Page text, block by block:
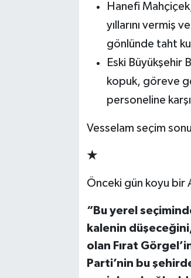
Hanefi
yıllarını vermiş
gönlünde taht
Eski Büyükşehir
kopuk, göreve
personeline
Vesselam seçim
★
Önceki gün koyu bir
“Bu yerel
kalenin
olan Fırat
Parti’nin bu